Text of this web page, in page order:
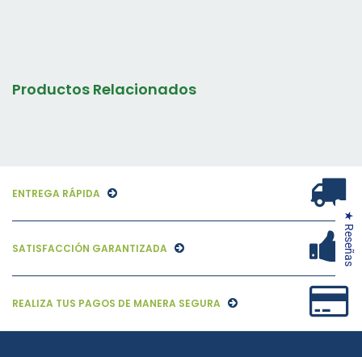
Productos Relacionados
ENTREGA RÁPIDA
SATISFACCIÓN GARANTIZADA
REALIZA TUS PAGOS DE MANERA SEGURA
★ Reseñas